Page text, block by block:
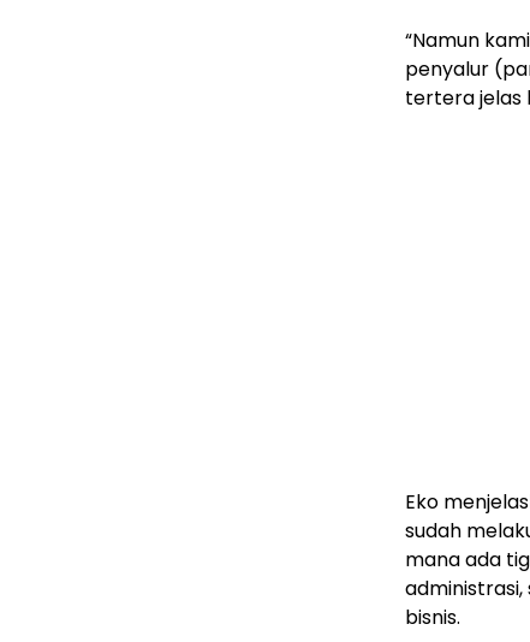
“Namun
penyalur
tertera jelas
Eko
sudah
mana ada
bisnis.